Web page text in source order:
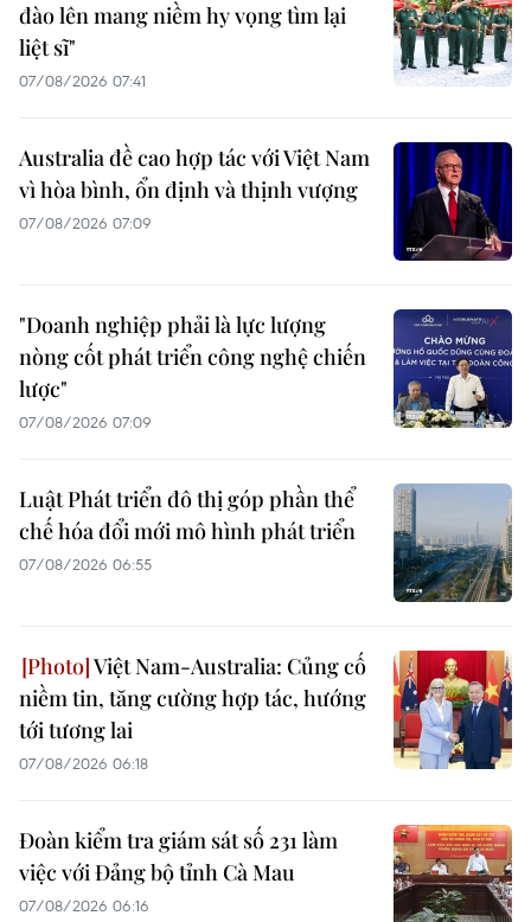
đào lên mang niềm hy vọng tìm lại
liệt sĩ"
07/08/2026 07:41
Australia đề cao hợp tác với Việt Nam
vì hòa bình, ổn định và thịnh vượng
07/08/2026 07:09
"Doanh nghiệp phải là lực lượng
nòng cốt phát triển công nghệ chiến
lược"
07/08/2026 07:09
Luật Phát triển đô thị góp phần thể
chế hóa đổi mới mô hình phát triển
07/08/2026 06:55
Việt Nam-Australia: Củng cố
niềm tin, tăng cường hợp tác, hướng
tới tương lai
07/08/2026 06:18
Đoàn kiểm tra giám sát số 231 làm
việc với Đảng bộ tỉnh Cà Mau
07/08/2026 06:16